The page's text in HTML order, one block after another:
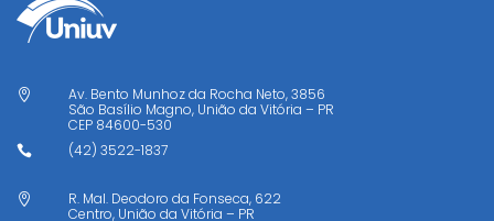

Av. Bento Munhoz da Rocha Neto, 3856
São Basílio Magno, União da Vitória – PR
CEP 84600-530
 (42) 3522-1837

R. Mal. Deodoro da Fonseca, 622
Centro, União da Vitória – PR